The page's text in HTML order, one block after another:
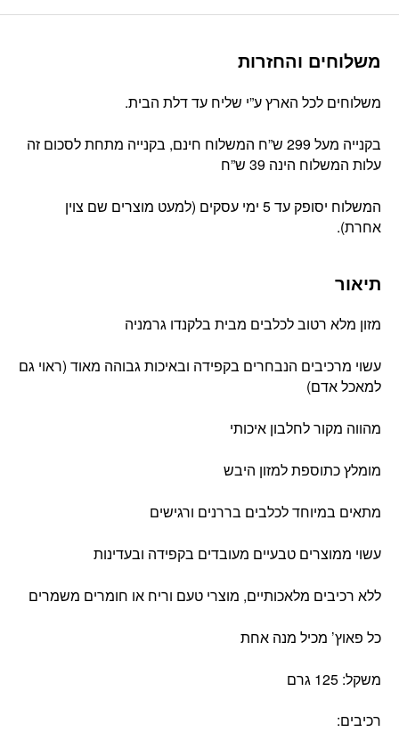
משלוחים והחזרות
משלוחים לכל הארץ ע”י שליח עד דלת הבית.
בקנייה מעל 299 ש”ח המשלוח חינם, בקנייה מתחת לסכום זה
עלות המשלוח הינה 39 ש”ח
המשלוח יסופק עד 5 ימי עסקים (למעט מוצרים שם צוין
אחרת).
תיאור
מזון מלא רטוב לכלבים מבית בלקנדו גרמניה
עשוי מרכיבים הנבחרים בקפידה ובאיכות גבוהה מאוד (ראוי גם
למאכל אדם)
מהווה מקור לחלבון איכותי
מומלץ כתוספת למזון היבש
מתאים במיוחד לכלבים בררנים ורגישים
עשוי ממוצרים טבעיים מעובדים בקפידה ובעדינות
ללא רכיבים מלאכותיים, מוצרי טעם וריח או חומרים משמרים
כל פאוץ’ מכיל מנה אחת
משקל: 125 גרם
רכיבים: